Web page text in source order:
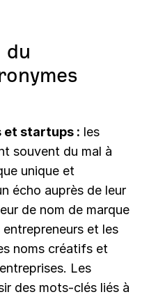
du
et startups : les
souvent du mal à
unique et
écho auprès de leur
de nom de marque
et les
noms créatifs et
Les
des mots-clés liés à